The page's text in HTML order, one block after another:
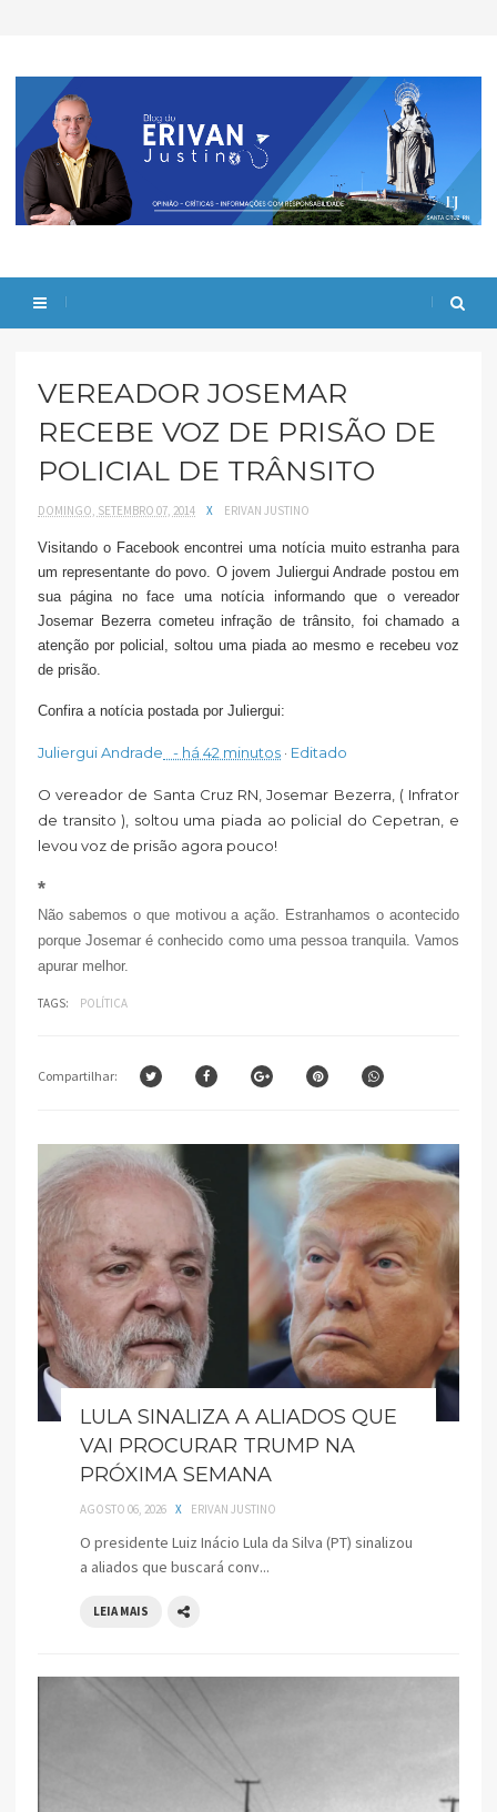
VEREADOR JOSEMAR
RECEBE VOZ DE PRISÃO DE
POLICIAL DE TRÂNSITO
DOMINGO, SETEMBRO 07, 2014 X ERIVAN JUSTINO
Visitando o Facebook encontrei uma notícia muito estranha para
um representante do povo. O jovem Juliergui Andrade postou em
sua página no face uma notícia informando que o vereador
Josemar Bezerra cometeu infração de trânsito, foi chamado a
atenção por policial, soltou uma piada ao mesmo e recebeu voz
de prisão.
Confira a notícia postada por Juliergui:
Juliergui Andrade - há 42 minutos · Editado
O vereador de Santa Cruz RN, Josemar Bezerra, ( Infrator
de transito ), soltou uma piada ao policial do Cepetran, e
levou voz de prisão agora pouco!
*
Não sabemos o que motivou a ação. Estranhamos o acontecido
porque Josemar é conhecido como uma pessoa tranquila. Vamos
apurar melhor.
TAGS: POLÍTICA
Compartilhar:
LULA SINALIZA A ALIADOS QUE
VAI PROCURAR TRUMP NA
PRÓXIMA SEMANA
AGOSTO 06, 2026 X ERIVAN JUSTINO
O presidente Luiz Inácio Lula da Silva (PT) sinalizou
a aliados que buscará conv...
LEIA MAIS